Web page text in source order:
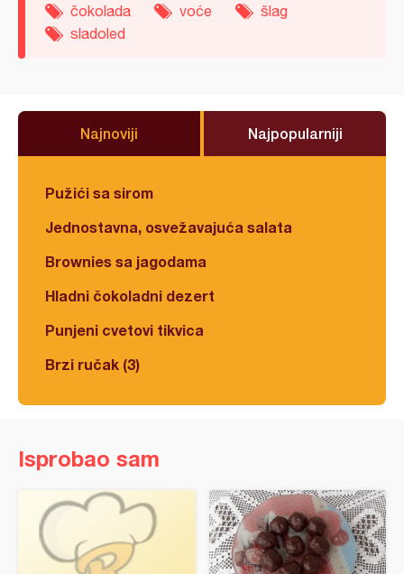
čokolada voće
šlag
sladoled
Najnoviji Najpopularniji
Pužići sa sirom
Jednostavna, osvežavajuća salata
Brownies sa jagodama
Hladni čokoladni dezert
Punjeni cvetovi tikvica
Brzi ručak (3)
Isprobao sam